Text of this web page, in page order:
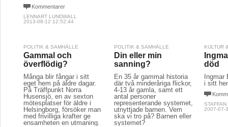
Kommentarer
LENNART LUNDWALL
2013-08-12 12:52:44
POLITIK & SAMHÄLLE
Gammal och
överflödig?
Många blir fångar i sitt
eget hem på äldre dagar.
På Träffpunkt Norra
Husensjö, en av sexton
mötesplatser för äldre i
Helsingborg, försöker man
med frivilliga krafter ge
ensamheten en utmaning.
POLITIK & SAMHÄLLE
Din eller min
sanning?
En 35 år gammal historia
där två minderåriga flickor,
4-13 år gamla, samt ett
antal personer
representerande systemet,
utnyttjade barnen. Vem
ska vi tro på? Barnen eller
systemet?
KULTUR
död
Ingmar
i sitt
2007-07-